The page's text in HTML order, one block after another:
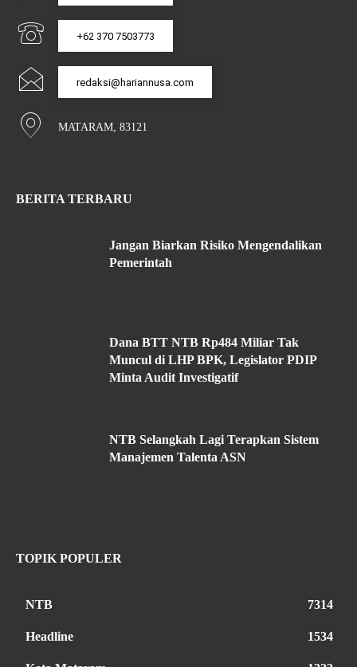
+62 370 7503773
redaksi@hariannusa.com
MATARAM, 83121
BERITA TERBARU
Jangan Biarkan Risiko Mengendalikan
Pemerintah
Dana BTT NTB Rp484 Miliar Tak
Muncul di LHP BPK, Legislator PDIP
Minta Audit Investigatif
NTB Selangkah Lagi Terapkan Sistem
Manajemen Talenta ASN
TOPIK POPULER
NTB 7314
Headline 1534